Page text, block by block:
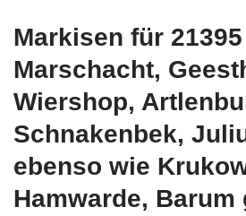
Markisen für 21395
Marschacht,
Wiershop,
Schnakenbek,
ebenso wie
Hamwarde, Barum